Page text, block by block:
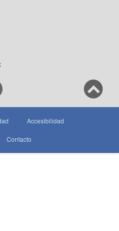
Accesibilidad
Contacto